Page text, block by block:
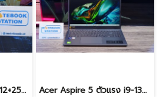
สมาร์ทโฟน vivo V50 (12+256GB) Mist Purple (5G) เครื่องสวย พร้อมใช้งาน ขายเพียง 6,990.- เท่านั้น Acer Aspire 5 ตัวแรง i9-13900H Ram16 512GB M.2 จอ15.6นิ้ว FHD IPS สเปคสูงทำงานเก่ง ดีไซน์สวยเรียบหรูดูทันสมัย เครื่องพร้อมใช้งานในราคาสุดคุ้มเพียง 19,990.-เท่านั้น